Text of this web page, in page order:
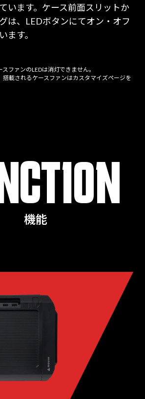
います。ケース前面スリットか
は、LEDボタンにてオン・オフ
ます。
ファンのLEDは消灯できません。
載されるケースファンはカスタマイズページを
機能